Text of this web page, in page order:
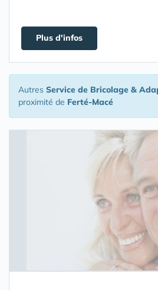
Plus d'infos
Autres Service de Bricolage &
proximité de Ferté-Macé